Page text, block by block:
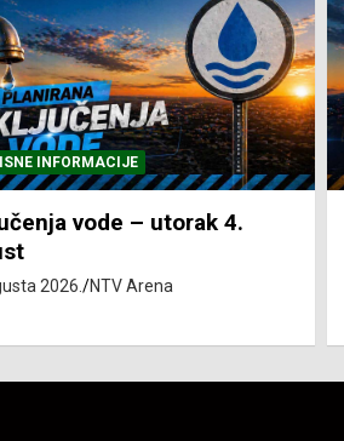
INFORMACIJE
el. energije – utorak
2026. NTV Arena